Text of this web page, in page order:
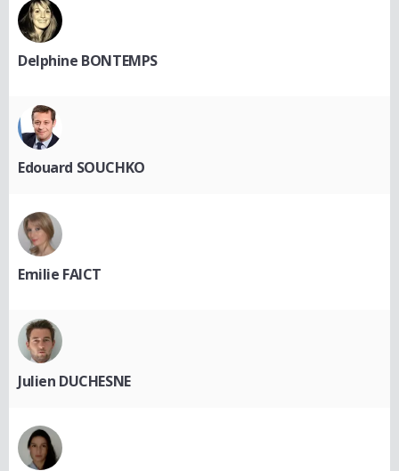
Delphine BONTEMPS
Edouard SOUCHKO
Emilie FAICT
Julien DUCHESNE